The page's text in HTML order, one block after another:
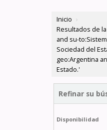
Inicio ›
Resultados de
and su-
Sociedad del
geo:Argentina
Estado.'
Refinar su
Disponibilidad